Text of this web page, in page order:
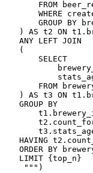
FROM
WHERE
GROUP BY
) AS t2 ON
   ANY LEFT JOIN
   (
       SELECT
FROM
) AS t3 ON
   GROUP BY
HAVING
ORDER BY
   LIMIT {top_n}
    """)